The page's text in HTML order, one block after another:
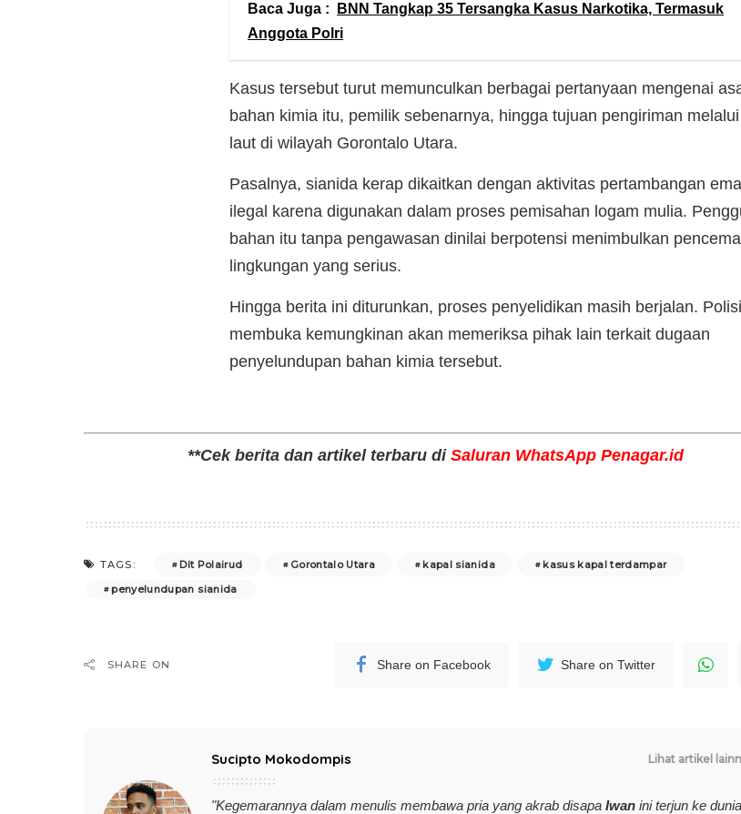
Baca Juga :
BNN Tangkap 35 Tersangka Kasus Narkotika, Termasuk
Anggota Polri
Kasus tersebut turut memunculkan berbagai pertanyaan mengenai
bahan kimia itu, pemilik sebenarnya, hingga tujuan pengiriman
laut di wilayah Gorontalo Utara.
Pasalnya, sianida kerap dikaitkan dengan aktivitas pertambangan
ilegal karena digunakan dalam proses pemisahan logam mulia.
bahan itu tanpa pengawasan dinilai berpotensi menimbulkan
lingkungan yang serius.
Hingga berita ini diturunkan, proses penyelidikan masih berjalan.
membuka kemungkinan akan memeriksa pihak lain terkait dugaan
penyelundupan bahan kimia tersebut.
**Cek berita dan artikel terbaru diSaluran WhatsApp Penagar.id
TAGS: Dit Polairud Gorontalo Utara kapal sianida
kasus kapal terdampar
penyelundupan sianida
SHARE ON Share on Facebook Share on Twitter
Sucipto Mokodompis Lihat artikel
"Kegemarannya dalam menulis membawa pria yang akrab disapa Iwan ini terjun ke dunia